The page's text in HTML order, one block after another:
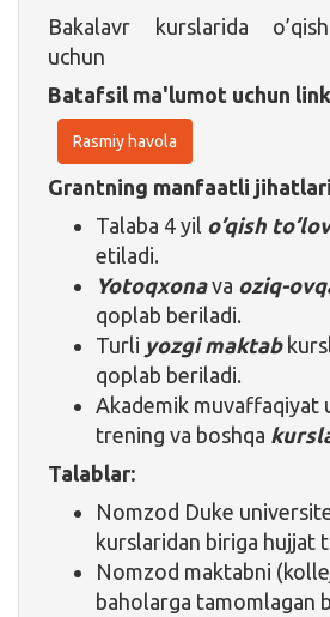
Bakalavr kurslarida
uchun
Batafsil ma'lumot uchun link
Rasmiy havola
Grantning manfaatli
Talaba 4 yil o’qish
etiladi.
Yotoqxonava oziq-
qoplab beriladi.
Turli yozgi maktab
qoplab beriladi.
Akademik muvaffaqiyat
trening va boshqa
Talablar:
Nomzod Duke
kurslaridan biriga hujjat
Nomzod maktabni
baholarga tamomlagan